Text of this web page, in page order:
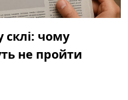
чому
не пройти